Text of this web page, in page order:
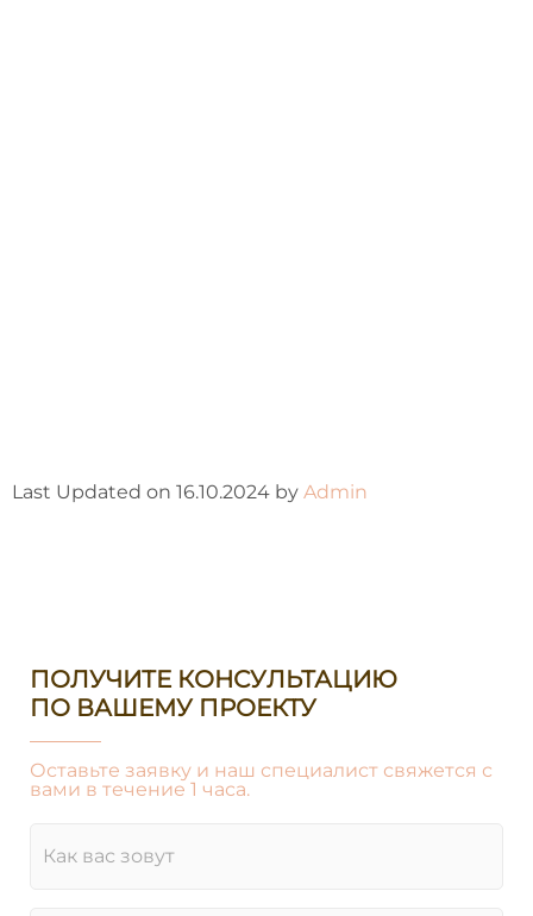
Last Updated on 16.10.2024 by Admin
ПОЛУЧИТЕ КОНСУЛЬТАЦИЮ
ПО ВАШЕМУ ПРОЕКТУ
Оставьте заявку и наш специалист свяжется с
вами в течение 1 часа.